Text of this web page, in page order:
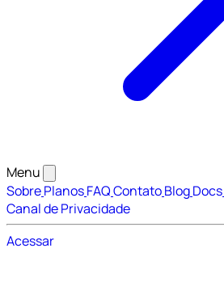
Menu
SobrePlanosFAQContatoBlogDocs
Canal de Privacidade
Acessar